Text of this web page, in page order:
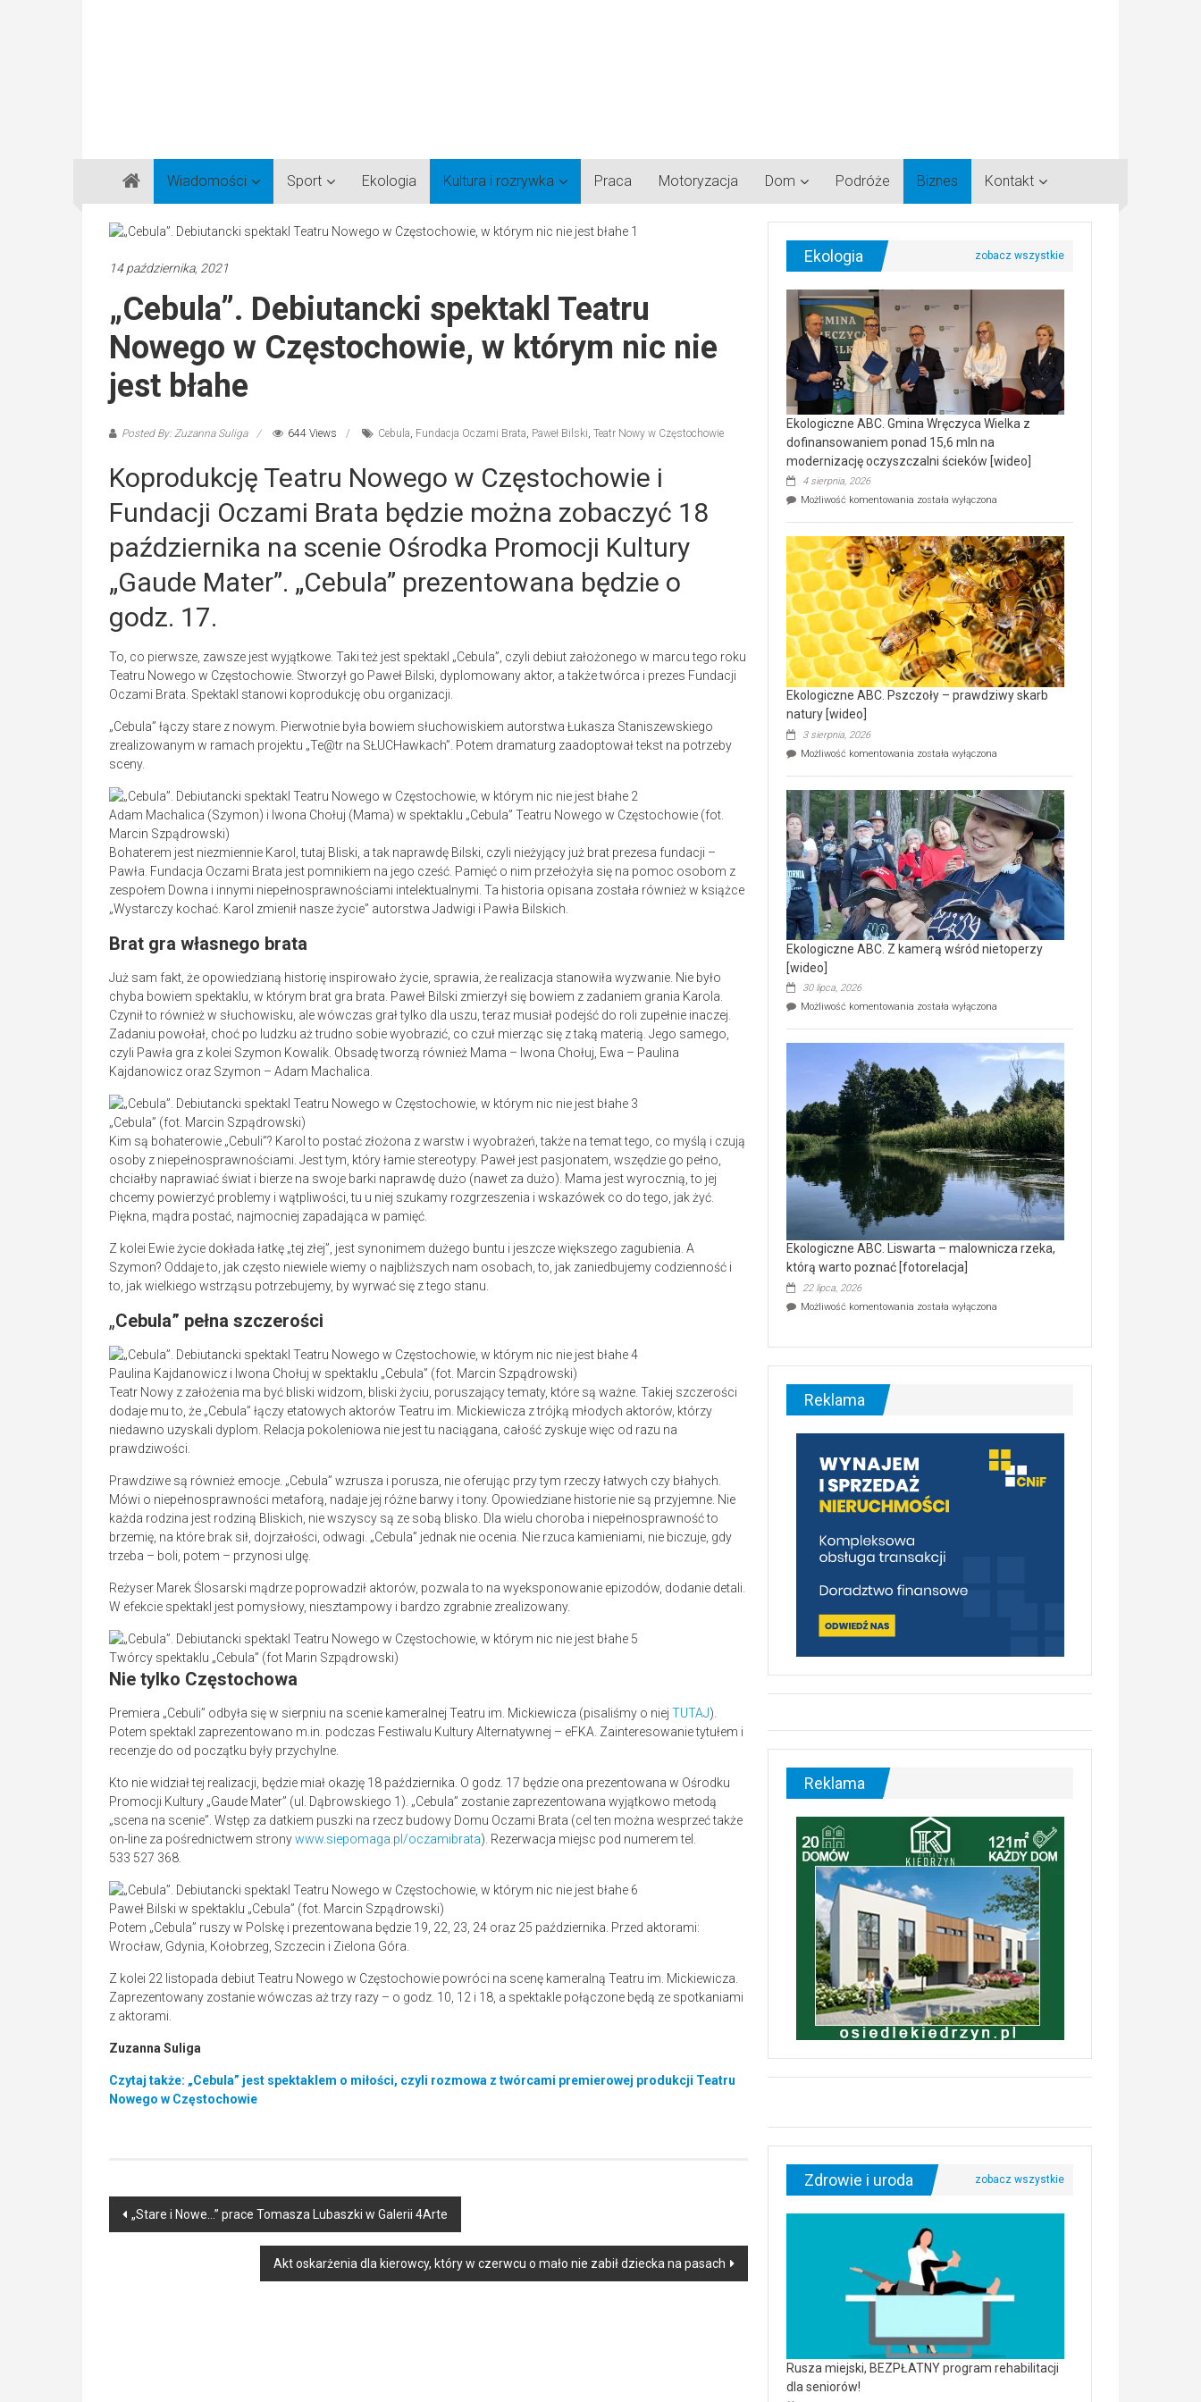
Gazeta
Regionalna
Częstochowa,
Lubliniec,
Wiadomości Sport Ekologia Kultura i rozrywka Praca Motoryzacja Dom Podróże Biznes Kontakt
14 października, 2021
„Cebula”. Debiutancki spektakl Teatru
Nowego w Częstochowie, w którym nic nie
jest błahe
Posted By: Zuzanna Suliga 644 Views Cebula, Fundacja Oczami Brata, Paweł Bilski, Teatr Nowy w Częstochowie
Koprodukcję Teatru Nowego w Częstochowie i
Fundacji Oczami Brata będzie można zobaczyć 18
października na scenie Ośrodka Promocji Kultury
„Gaude Mater”. „Cebula” prezentowana będzie o
godz. 17.
To, co pierwsze, zawsze jest wyjątkowe. Taki też jest spektakl „Cebula”, czyli debiut założonego w marcu tego roku
Teatru Nowego w Częstochowie. Stworzył go Paweł Bilski, dyplomowany aktor, a także twórca i prezes Fundacji
Oczami Brata. Spektakl stanowi koprodukcję obu organizacji.
„Cebula” łączy stare z nowym. Pierwotnie była bowiem słuchowiskiem autorstwa Łukasza Staniszewskiego
zrealizowanym w ramach projektu „Te@tr na SŁUCHawkach”. Potem dramaturg zaadoptował tekst na potrzeby
sceny.
Adam Machalica (Szymon) i Iwona Chołuj (Mama) w spektaklu „Cebula” Teatru Nowego w Częstochowie (fot.
Marcin Szpądrowski)
Bohaterem jest niezmiennie Karol, tutaj Bliski, a tak naprawdę Bilski, czyli nieżyjący już brat prezesa fundacji –
Pawła. Fundacja Oczami Brata jest pomnikiem na jego cześć. Pamięć o nim przełożyła się na pomoc osobom z
zespołem Downa i innymi niepełnosprawnościami intelektualnymi. Ta historia opisana została również w książce
„Wystarczy kochać. Karol zmienił nasze życie” autorstwa Jadwigi i Pawła Bilskich.
Brat gra własnego brata
Już sam fakt, że opowiedzianą historię inspirowało życie, sprawia, że realizacja stanowiła wyzwanie. Nie było
chyba bowiem spektaklu, w którym brat gra brata. Paweł Bilski zmierzył się bowiem z zadaniem grania Karola.
Czynił to również w słuchowisku, ale wówczas grał tylko dla uszu, teraz musiał podejść do roli zupełnie inaczej.
Zadaniu powołał, choć po ludzku aż trudno sobie wyobrazić, co czuł mierząc się z taką materią. Jego samego,
czyli Pawła gra z kolei Szymon Kowalik. Obsadę tworzą również Mama – Iwona Chołuj, Ewa – Paulina
Kajdanowicz oraz Szymon – Adam Machalica.
„Cebula” (fot. Marcin Szpądrowski)
Kim są bohaterowie „Cebuli”? Karol to postać złożona z warstw i wyobrażeń, także na temat tego, co myślą i czują
osoby z niepełnosprawnościami. Jest tym, który łamie stereotypy. Paweł jest pasjonatem, wszędzie go pełno,
chciałby naprawiać świat i bierze na swoje barki naprawdę dużo (nawet za dużo). Mama jest wyrocznią, to jej
chcemy powierzyć problemy i wątpliwości, tu u niej szukamy rozgrzeszenia i wskazówek co do tego, jak żyć.
Piękna, mądra postać, najmocniej zapadająca w pamięć.
Z kolei Ewie życie dokłada łatkę „tej złej”, jest synonimem dużego buntu i jeszcze większego zagubienia. A
Szymon? Oddaje to, jak często niewiele wiemy o najbliższych nam osobach, to, jak zaniedbujemy codzienność i
to, jak wielkiego wstrząsu potrzebujemy, by wyrwać się z tego stanu.
„Cebula” pełna szczerości
Paulina Kajdanowicz i Iwona Chołuj w spektaklu „Cebula” (fot. Marcin Szpądrowski)
Teatr Nowy z założenia ma być bliski widzom, bliski życiu, poruszający tematy, które są ważne. Takiej szczerości
dodaje mu to, że „Cebula” łączy etatowych aktorów Teatru im. Mickiewicza z trójką młodych aktorów, którzy
niedawno uzyskali dyplom. Relacja pokoleniowa nie jest tu naciągana, całość zyskuje więc od razu na
prawdziwości.
Prawdziwe są również emocje. „Cebula” wzrusza i porusza, nie oferując przy tym rzeczy łatwych czy błahych.
Mówi o niepełnosprawności metaforą, nadaje jej różne barwy i tony. Opowiedziane historie nie są przyjemne. Nie
każda rodzina jest rodziną Bliskich, nie wszyscy są ze sobą blisko. Dla wielu choroba i niepełnosprawność to
brzemię, na które brak sił, dojrzałości, odwagi. „Cebula” jednak nie ocenia. Nie rzuca kamieniami, nie biczuje, gdy
trzeba – boli, potem – przynosi ulgę.
Reżyser Marek Ślosarski mądrze poprowadził aktorów, pozwala to na wyeksponowanie epizodów, dodanie detali.
W efekcie spektakl jest pomysłowy, niesztampowy i bardzo zgrabnie zrealizowany.
Twórcy spektaklu „Cebula” (fot Marin Szpądrowski)
Nie tylko Częstochowa
Premiera „Cebuli” odbyła się w sierpniu na scenie kameralnej Teatru im. Mickiewicza (pisaliśmy o niej TUTAJ).
Potem spektakl zaprezentowano m.in. podczas Festiwalu Kultury Alternatywnej – eFKA. Zainteresowanie tytułem i
recenzje do od początku były przychylne.
Kto nie widział tej realizacji, będzie miał okazję 18 października. O godz. 17 będzie ona prezentowana w Ośrodku
Promocji Kultury „Gaude Mater” (ul. Dąbrowskiego 1). „Cebula” zostanie zaprezentowana wyjątkowo metodą
„scena na scenie”. Wstęp za datkiem puszki na rzecz budowy Domu Oczami Brata (cel ten można wesprzeć także
on-line za pośrednictwem stronywww.siepomaga.pl/oczamibrata). Rezerwacja miejsc pod numerem tel.
533 527 368.
Paweł Bilski w spektaklu „Cebula” (fot. Marcin Szpądrowski)
Potem „Cebula” ruszy w Polskę i prezentowana będzie 19, 22, 23, 24 oraz 25 października. Przed aktorami:
Wrocław, Gdynia, Kołobrzeg, Szczecin i Zielona Góra.
Z kolei 22 listopada debiut Teatru Nowego w Częstochowie powróci na scenę kameralną Teatru im. Mickiewicza.
Zaprezentowany zostanie wówczas aż trzy razy – o godz. 10, 12 i 18, a spektakle połączone będą ze spotkaniami
z aktorami.
Zuzanna Suliga
Czytaj także: „Cebula” jest spektaklem o miłości, czyli rozmowa z twórcami premierowej produkcji Teatru
Nowego w Częstochowie
Post
„Stare i Nowe…” prace Tomasza Lubaszki w Galerii 4Arte
Akt oskarżenia dla kierowcy, który w czerwcu o mało nie zabił dziecka na pasach
Ekologia
Ekologiczne ABC. Gmina Wręczyca Wielka z
dofinansowaniem ponad 15,6 mln na
modernizację oczyszczalni ścieków [wideo]
4 sierpnia, 2026
Możliwość komentowania Ekologiczne
Wręczyca
Wielka
z
dofinansowaniem
ponad
15,6
mln
na
modernizację
oczyszczalni
ścieków
[wideo]
została wyłączona
Ekologiczne ABC. Pszczoły – prawdziwy skarb
natury [wideo]
3 sierpnia, 2026
Możliwość komentowania Ekologiczne
–
prawdziwy
skarb
natury
[wideo]
została wyłączona
Ekologiczne ABC. Z kamerą wśród nietoperzy
[wideo]
30 lipca, 2026
Możliwość komentowania Ekologiczne
wśród
nietoperzy
[wideo]
została wyłączona
Ekologiczne ABC. Liswarta – malownicza rzeka,
którą warto poznać [fotorelacja]
22 lipca, 2026
Możliwość komentowania Ekologiczne
–
malownicza
[fotorelacja]
została wyłączona
Reklama
Reklama
Zdrowie i uroda
Rusza miejski, BEZPŁATNY program rehabilitacji
dla seniorów!